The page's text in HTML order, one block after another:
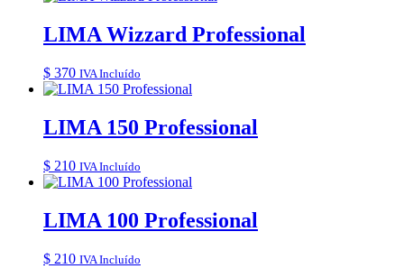
LIMA Wizzard Professional
$ 370 IVA Incluído
LIMA 150 Professional
$ 210 IVA Incluído
LIMA 100 Professional
$ 210 IVA Incluído